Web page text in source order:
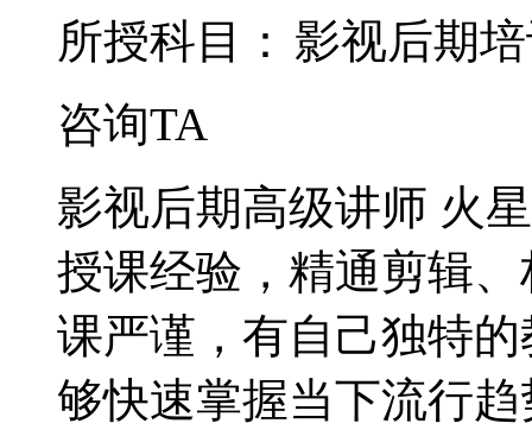
所授科目： 影视后期
咨询TA
影视后期高级讲师 火
授课经验，精通剪辑
课严谨，有自己独特
够快速掌握当下流行